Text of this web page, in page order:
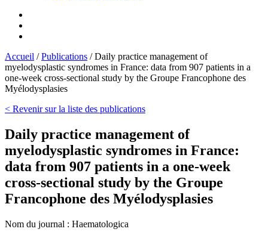
Accueil /Publications /Daily practice management of
myelodysplastic syndromes in France: data from 907 patients in a
one-week cross-sectional study by the Groupe Francophone des
Myélodysplasies
< Revenir sur la liste des publications
Daily practice management of
myelodysplastic syndromes in France:
data from 907 patients in a one-week
cross-sectional study by the Groupe
Francophone des Myélodysplasies
Nom du journal : Haematologica